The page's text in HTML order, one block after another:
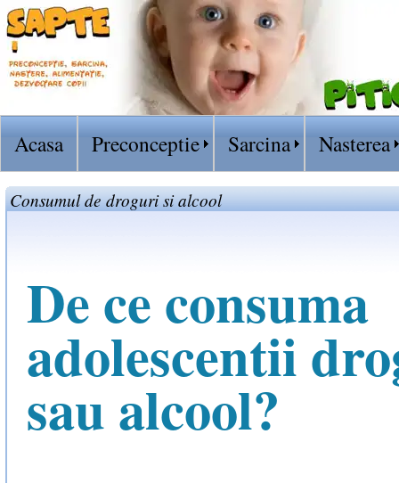
Acasa Preconceptie Sarcina Nasterea
Consumul de droguri si alcool
De ce consuma
adolescentii
sau alcool?